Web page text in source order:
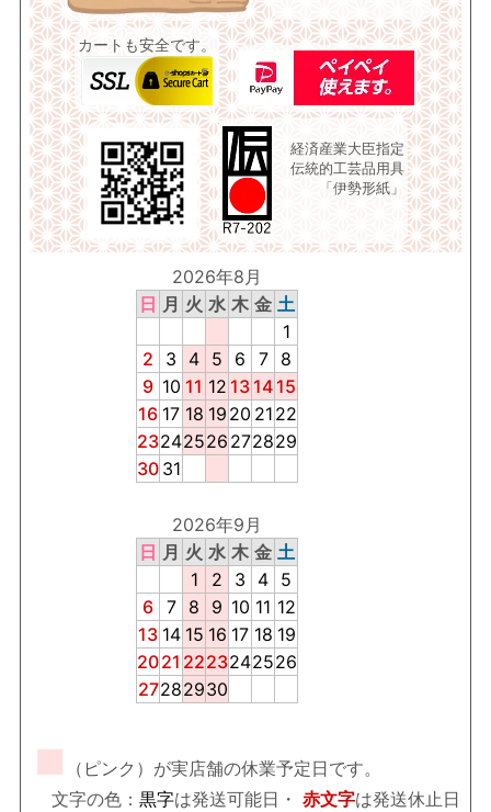
カートも安全です。
経済産業大臣指定
伝統的工芸品用具
「伊勢形紙」
2026年8月
日 月 火 水 木 金 土
1
2
3 4 5 6 7
8
9 10 11 12 13 14 15
16 17 18 19 20 21 22
23242526 272829
30 31
2026年9月
日 月 火 水 木 金 土
1
2 3 4 5
6 7 8 9 10 11 12
13 14 15 16 17 18 19
2021 2223242526
27282930
■
（ピンク）が実店舗の休業予定日です。
文字の色： 黒字は発送可能日・ 赤文字は発送休止日